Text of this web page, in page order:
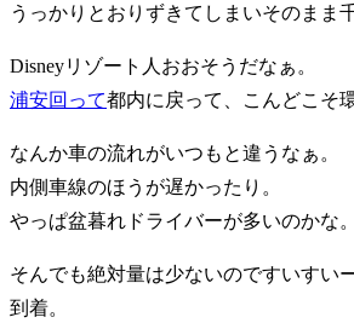
うっかりとおりずきてしまいそのまま
Disneyリゾート人おおそうだなぁ。
浦安回って都内に戻って、こんどこそ
なんか車の流れがいつもと違うなぁ。
内側車線のほうが遅かったり。
やっぱ盆暮れドライバーが多いのかな。
そんでも絶対量は少ないのですいすい
到着。